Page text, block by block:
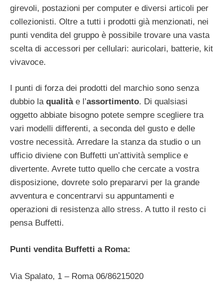
girevoli, postazioni per computer e diversi articoli per
collezionisti. Oltre a tutti i prodotti già menzionati, nei
punti vendita del gruppo è possibile trovare una vasta
scelta di accessori per cellulari: auricolari, batterie, kit
vivavoce.
I punti di forza dei prodotti del marchio sono senza
dubbio la qualitàe l’assortimento. Di qualsiasi
oggetto abbiate bisogno potete sempre scegliere tra
vari modelli differenti, a seconda del gusto e delle
vostre necessità. Arredare la stanza da studio o un
ufficio diviene con Buffetti un’attività semplice e
divertente. Avrete tutto quello che cercate a vostra
disposizione, dovrete solo prepararvi per la grande
avventura e concentrarvi su appuntamenti e
operazioni di resistenza allo stress. A tutto il resto ci
pensa Buffetti.
Punti vendita Buffetti a Roma:
Via Spalato, 1 – Roma 06/86215020